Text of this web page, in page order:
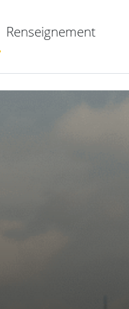
Renseignement